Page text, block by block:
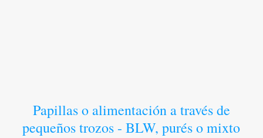
Papillas o alimentación a través de
pequeños trozos - BLW, purés o mixto